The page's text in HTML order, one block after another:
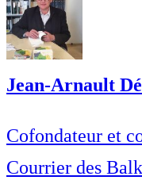
Jean-Arnault
Cofondateur et
Courrier des